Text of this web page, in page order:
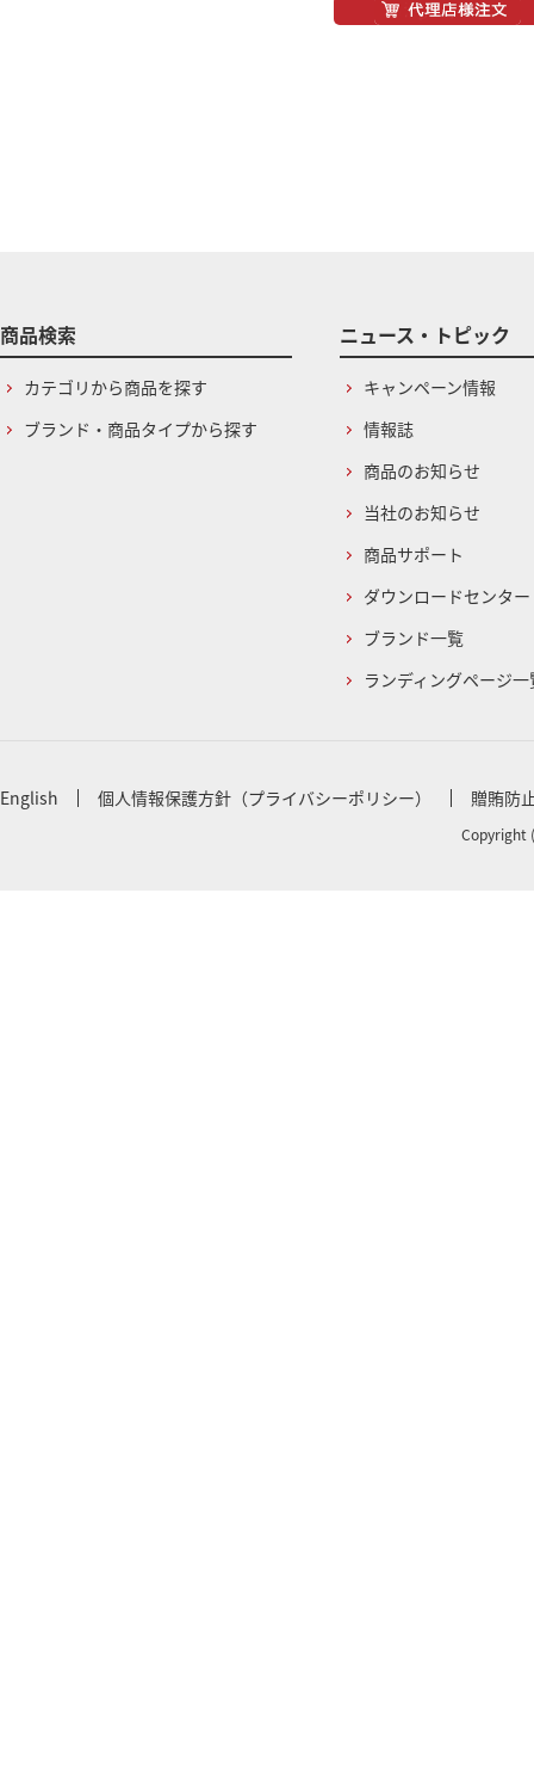
商品検索
カテゴリから商品を探す
ブランド・商品タイプから探す
ニュース・トピック
キャンペーン情報
情報誌
商品のお知らせ
当社のお知らせ
商品サポート
ダウンロードセンター
ブランド一覧
ランディングページ一
English 個人情報保護方針（プライバシーポリシー） 贈賄防
Copyright